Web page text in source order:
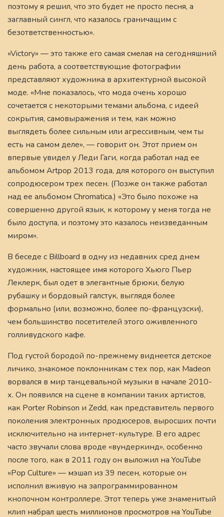
поэтому я решил, что это будет не просто песня, а
заглавный сингл, что казалось граничащим с
безответственностью».
«Victory» — это также его самая смелая на сегодняшний
день работа, а соответствующие фотографии
представляют художника в архитектурной высокой
моде. «Мне показалось, что мода очень хорошо
сочетается с некоторыми темами альбома, с идеей
сокрытия, самовыражения и тем, как можно
выглядеть более сильным или агрессивным, чем ты
есть на самом деле», — говорит он. Этот прием он
впервые увидел у Леди Гаги, когда работал над ее
альбомом Artpop 2013 года, для которого он выступил
сопродюсером трех песен. (Позже он также работал
над ее альбомом Chromatica.) «Это было похоже на
совершенно другой язык, к которому у меня тогда не
было доступа, и поэтому это казалось неизведанным
миром».
В беседе с Billboard в одну из недавних сред днем
художник, настоящее имя которого Хьюго Пьер
Леклерк, был одет в элегантные брюки, белую
рубашку и бордовый галстук, выглядя более
формально (или, возможно, более по-французски),
чем большинство посетителей этого оживленного
голливудского кафе.
Под густой бородой по-прежнему виднеется детское
личико, знакомое поклонникам с тех пор, как Madeon
ворвался в мир танцевальной музыки в начале 2010-
х. Он появился на сцене в компании таких артистов,
как Porter Robinson и Zedd, как представитель первого
поколения электронных продюсеров, выросших почти
исключительно на интернет-культуре. В его адрес
часто звучали слова вроде «вундеркинд», особенно
после того, как в 2011 году он выложил на YouTube
«Pop Culture» — мэшап из 39 песен, которые он
исполнил вживую на запрограммированном
кнопочном контроллере. Этот теперь уже знаменитый
клип набрал шесть миллионов просмотров на YouTube